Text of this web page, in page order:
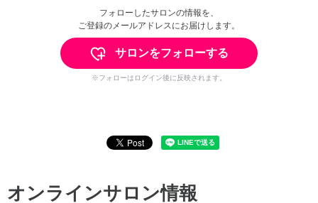
フォローしたサロンの情報を、
ご登録のメールアドレスにお届けします。
サロンをフォローする
※フォローはログイン後に反映されます。
オンラインサロン情報